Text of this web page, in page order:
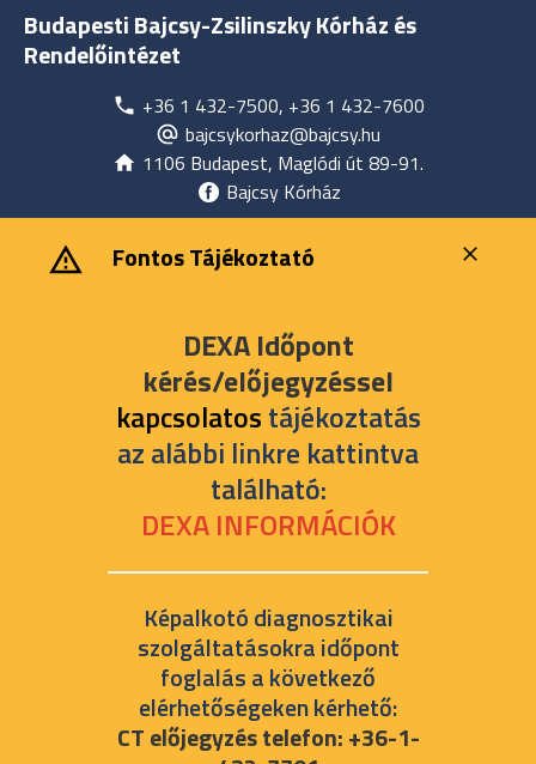
Budapesti Bajcsy-Zsilinszky Kórház és
Rendelőintézet
+36 1 432-7500, +36 1 432-7600
bajcsykorhaz@bajcsy.hu
1106 Budapest, Maglódi út 89-91.
Bajcsy Kórház
‎ ‎Fontos Tájékoztató
DEXA Időpont
kérés/előjegyzéssel
kapcsolatostájékoztatás
az alábbi linkre kattintva
található:
DEXA INFORMÁCIÓK
Képalkotó diagnosztikai
szolgáltatásokra időpont
foglalás a következő
elérhetőségeken kérhető:
CT előjegyzés telefon: +36-1-